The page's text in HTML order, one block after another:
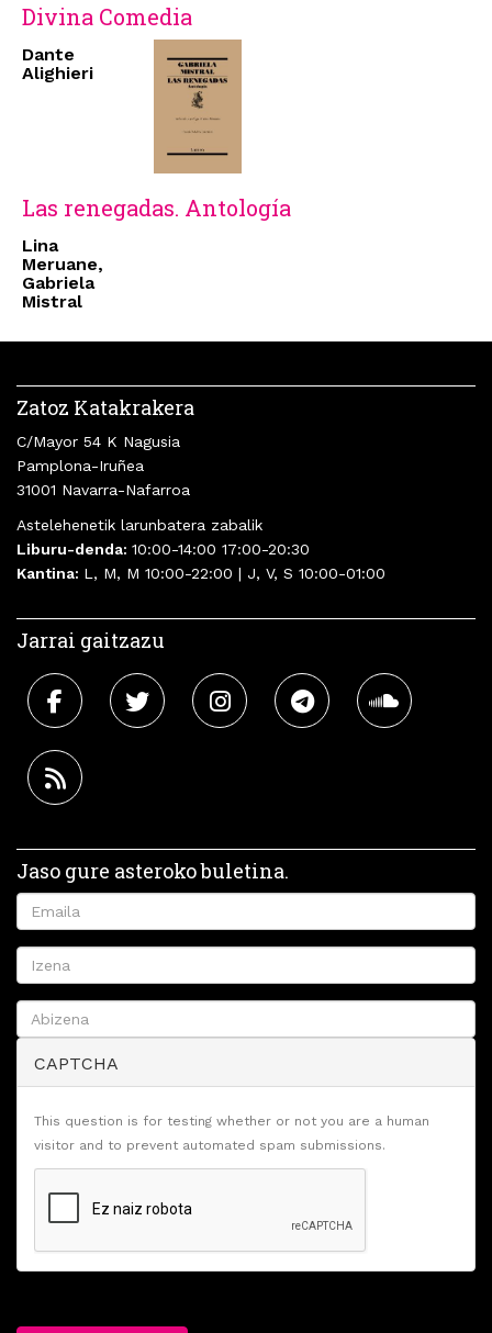
Divina Comedia
Dante
Alighieri
Las renegadas. Antología
Lina
Meruane,
Gabriela
Mistral
Zatoz Katakrakera
C/Mayor 54 K Nagusia
Pamplona-Iruñea
31001 Navarra-Nafarroa
Astelehenetik larunbatera zabalik
Liburu-denda: 10:00-14:00 17:00-20:30
Kantina: L, M, M 10:00-22:00 | J, V, S 10:00-01:00
Jarrai gaitzazu
Jaso gure asteroko buletina.
CAPTCHA
This question is for testing whether or not you are a human
visitor and to prevent automated spam submissions.